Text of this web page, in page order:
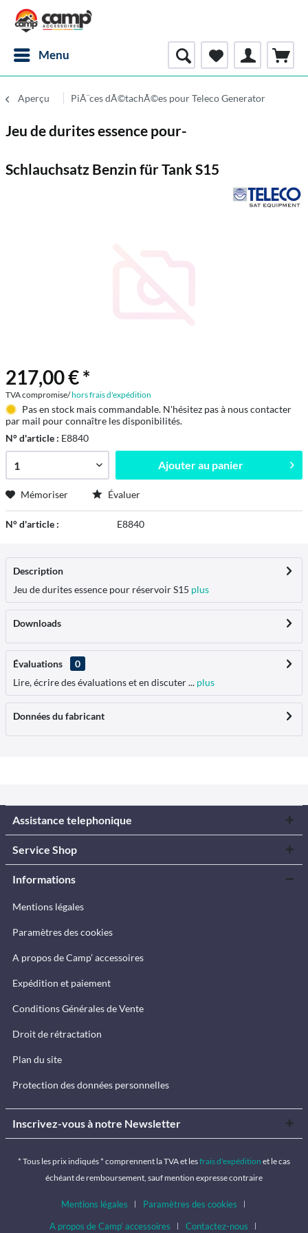
Menu
Aperçu PiÃ¨ces dÃ©tachÃ©es pour Teleco Generator
Jeu de durites essence pour-
Schlauchsatz Benzin für Tank S15
217,00 € *
TVA compromise/hors frais d'expédition
Pas en stock mais commandable. N'hésitez pas à nous contacter
par mail pour connaître les disponibilités.
N° d'article : E8840
Ajouter au panier
Mémoriser Évaluer
N° d'article : E8840
Description
Jeu de durites essence pour réservoir S15 plus
Downloads
Évaluations
0
Lire, écrire des évaluations et en discuter ... plus
Données du fabricant
Assistance telephonique
Service Shop
Informations
Mentions légales
Paramètres des cookies
A propos de Camp’ accessoires
Expédition et paiement
Conditions Générales de Vente
Droit de rétractation
Plan du site
Protection des données personnelles
Inscrivez-vous à notre Newsletter
* Tous les prix indiqués * comprennent la TVA et lesfrais d'expédition et le cas
échéant de remboursement, sauf mention expresse contraire
Mentions légales
Paramètres des cookies
A propos de Camp’ accessoires
Contactez-nous